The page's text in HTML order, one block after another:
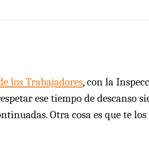
los Trabajadores, con la
ese tiempo de descanso
Otra cosa es que te